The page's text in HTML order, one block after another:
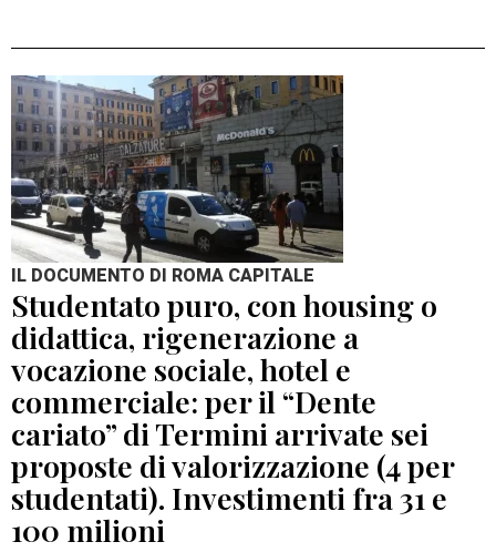
IL DOCUMENTO DI ROMA CAPITALE
Studentato puro, con housing o
didattica, rigenerazione a
vocazione sociale, hotel e
commerciale: per il “Dente
cariato” di Termini arrivate sei
proposte di valorizzazione (4 per
studentati). Investimenti fra 31 e
100 milioni